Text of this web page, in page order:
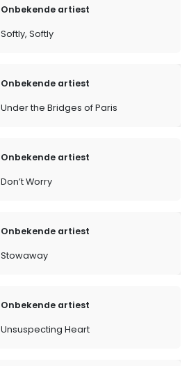
Onbekende artiest
Softly, Softly
Onbekende artiest
Under the Bridges of Paris
Onbekende artiest
Don’t Worry
Onbekende artiest
Stowaway
Onbekende artiest
Unsuspecting Heart